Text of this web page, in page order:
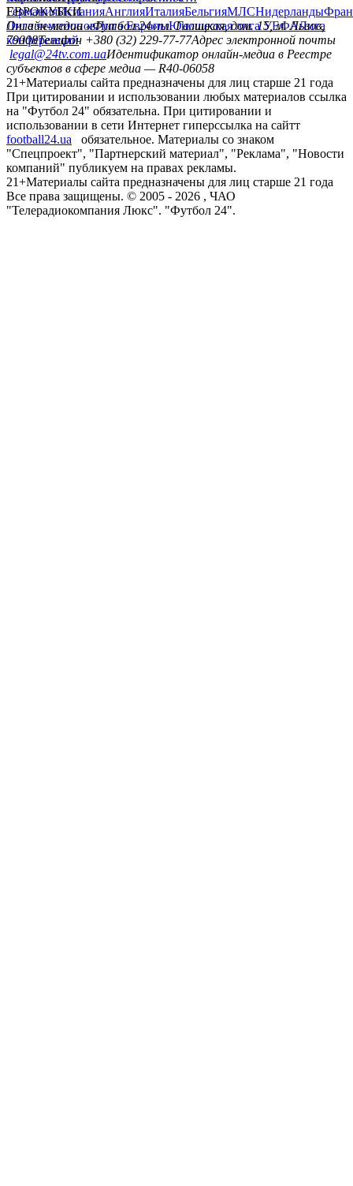
ГерманияИспанияАнглияИталияБельгияМЛСНидерланды
ЕВРОКУБКИ
Лига чемпионовЛига ЕвропыЮношеская лига УЕФАЛига
конференций
Онлайн-медиа «Футбол 24»пл. Галицкая, дом. 15, м. Львов,
79008Телефон +380 (32) 229-77-77Адрес электронной почты
legal@24tv.com.uaИдентификатор онлайн-медиа в Реестре
субъектов в сфере медиа — R40-06058
21+Материалы сайта предназначены для лиц старше 21 года
При цитировании и использовании любых материалов ссылка
на "Футбол 24" обязательна. При цитировании и
использовании в сети Интернет гиперссылка на сайтт
football24.ua
обязательное. Материалы со знаком
"Спецпроект", "Партнерский материал", "Реклама", "Новости
компаний" публикуем на правах рекламы.
21+Материалы сайта предназначены для лиц старше 21 года
Все права защищены. © 2005 - 2026 , ЧАО
"Телерадиокомпания Люкс". "Футбол 24".